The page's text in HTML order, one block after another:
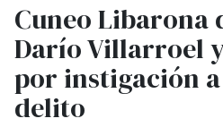
Cuneo Libarona
Darío Villarroel
por instigación
delito